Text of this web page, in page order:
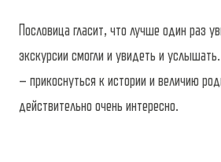
Пословица гласит, что лучше один раз
экскурсии смогли и увидеть и
– прикоснуться к истории и величию
действительно очень интересно.